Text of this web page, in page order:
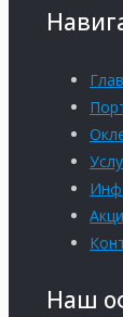
Наш